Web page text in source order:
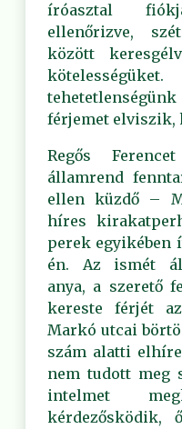
íróasztal
ellenőrizve,
között
férjemet elviszik,
Regős
államrend
ellen küzdő –
híres
perek egyikében
én. Az ismét
anya, a szerető
kereste férjét
Markó utcai
szám alatti
nem tudott meg
intelmet
kérdezősködik,